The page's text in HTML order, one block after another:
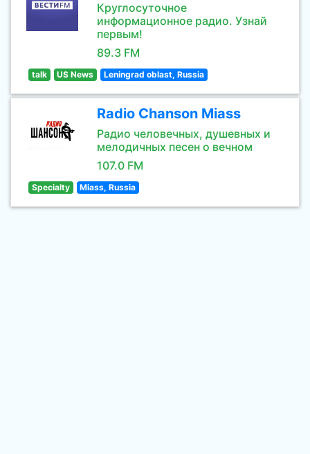
Круглосуточное
информационное радио. Узнай
первым!
89.3 FM
talk US News Leningrad oblast, Russia
Radio Chanson Miass
Радио человечных, душевных и
мелодичных песен о вечном
107.0 FM
Specialty Miass, Russia